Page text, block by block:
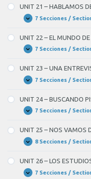
–
VAMOS
A
COCINAR
UNIT 21 – HABLAMOS
Expandir
UNIT
–
HABLAMOS
DE
POLÍTICA
7 Secciones /
UNIT 22 – EL MUNDO
Expandir
UNIT
–
EL
MUNDO
DE
7 Secciones /
UNIT 23 – UNA
Expandir
UNIT
–
UNA
ENTREVISTA
7 Secciones /
UNIT 24 – BUSCANDO
Expandir
UNIT
–
BUSCANDO
PISO
7 Secciones /
UNIT 25 – NOS VAMOS
Expandir
UNIT
–
NOS
VAMOS
8 Secciones /
UNIT 26 – LOS
Expandir
UNIT7 Secciones /